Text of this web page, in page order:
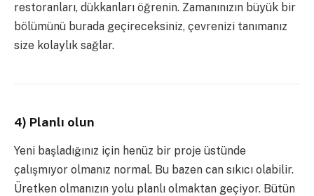
restoranları, dükkanları öğrenin. Zamanınızın büyük bir
bölümünü burada geçireceksiniz, çevrenizi tanımanız
size kolaylık sağlar.
4) Planlı olun
Yeni başladığınız için henüz bir proje üstünde
çalışmıyor olmanız normal. Bu bazen can sıkıcı olabilir.
Üretken olmanızın yolu planlı olmaktan geçiyor. Bütün